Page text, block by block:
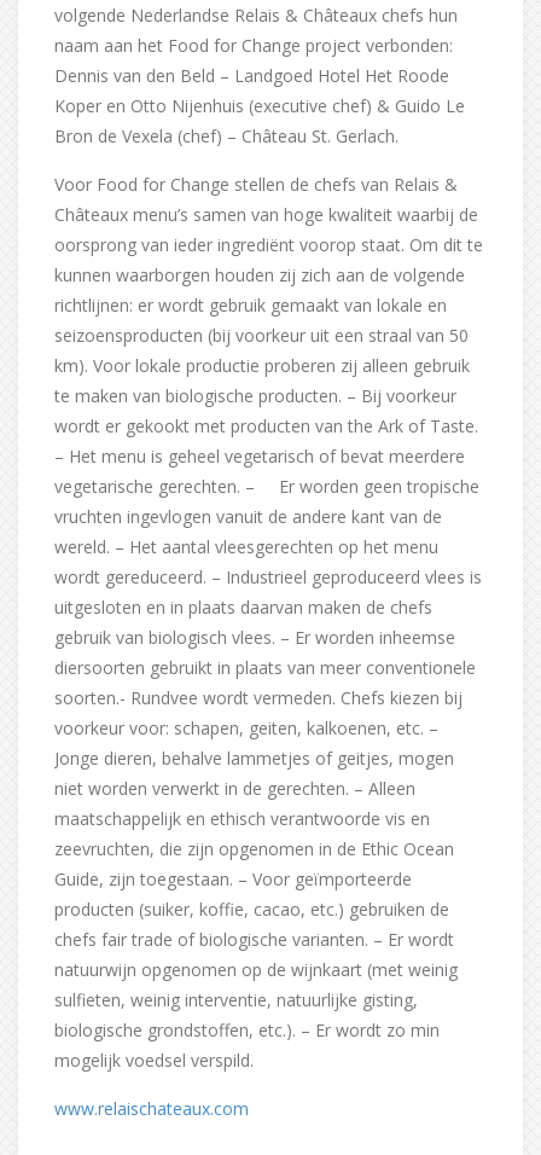
volgende Nederlandse Relais & Châteaux chefs hun
naam aan het Food for Change project verbonden:
Dennis van den Beld – Landgoed Hotel Het Roode
Koper en Otto Nijenhuis (executive chef) & Guido Le
Bron de Vexela (chef) – Château St. Gerlach.
Voor Food for Change stellen de chefs van Relais &
Châteaux menu’s samen van hoge kwaliteit waarbij de
oorsprong van ieder ingrediënt voorop staat. Om dit te
kunnen waarborgen houden zij zich aan de volgende
richtlijnen: er wordt gebruik gemaakt van lokale en
seizoensproducten (bij voorkeur uit een straal van 50
km). Voor lokale productie proberen zij alleen gebruik
te maken van biologische producten. – Bij voorkeur
wordt er gekookt met producten van the Ark of Taste.
– Het menu is geheel vegetarisch of bevat meerdere
vegetarische gerechten. – Er worden geen tropische
vruchten ingevlogen vanuit de andere kant van de
wereld. – Het aantal vleesgerechten op het menu
wordt gereduceerd. – Industrieel geproduceerd vlees is
uitgesloten en in plaats daarvan maken de chefs
gebruik van biologisch vlees. – Er worden inheemse
diersoorten gebruikt in plaats van meer conventionele
soorten.- Rundvee wordt vermeden. Chefs kiezen bij
voorkeur voor: schapen, geiten, kalkoenen, etc. –
Jonge dieren, behalve lammetjes of geitjes, mogen
niet worden verwerkt in de gerechten. – Alleen
maatschappelijk en ethisch verantwoorde vis en
zeevruchten, die zijn opgenomen in de Ethic Ocean
Guide, zijn toegestaan. – Voor geïmporteerde
producten (suiker, koffie, cacao, etc.) gebruiken de
chefs fair trade of biologische varianten. – Er wordt
natuurwijn opgenomen op de wijnkaart (met weinig
sulfieten, weinig interventie, natuurlijke gisting,
biologische grondstoffen, etc.). – Er wordt zo min
mogelijk voedsel verspild.
www.relaischateaux.com